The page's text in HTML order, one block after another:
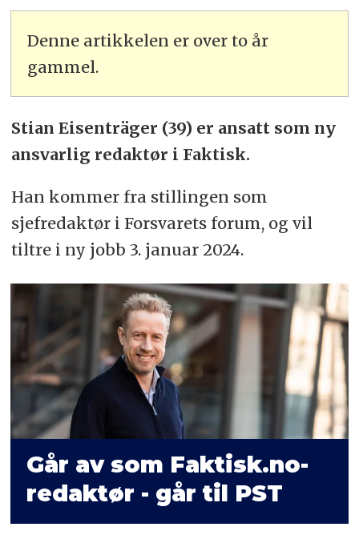
Denne artikkelen er over to år
gammel.
Stian Eisenträger (39) er ansatt som ny
ansvarlig redaktør i Faktisk.
Han kommer fra stillingen som
sjefredaktør i Forsvarets forum, og vil
tiltre i ny jobb 3. januar 2024.
Går av som Faktisk.no-
redaktør - går til PST